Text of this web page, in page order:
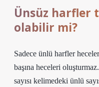
Ünsüz harfler
olabilir mi?
Sadece ünlü harfler
başına heceleri
sayısı kelimedeki ünlü